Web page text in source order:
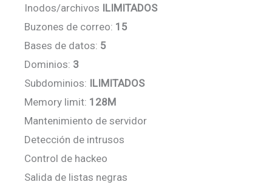
Inodos/archivos ILIMITADOS
Buzones de correo: 15
Bases de datos: 5
Dominios: 3
Subdominios: ILIMITADOS
Memory limit: 128M
Mantenimiento de servidor
Detección de intrusos
Control de hackeo
Salida de listas negras